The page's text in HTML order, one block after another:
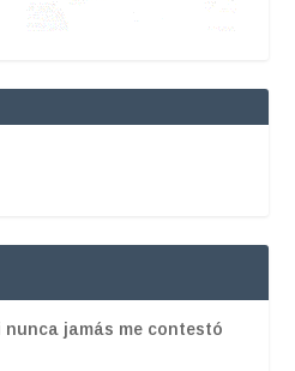
jamás me contestó